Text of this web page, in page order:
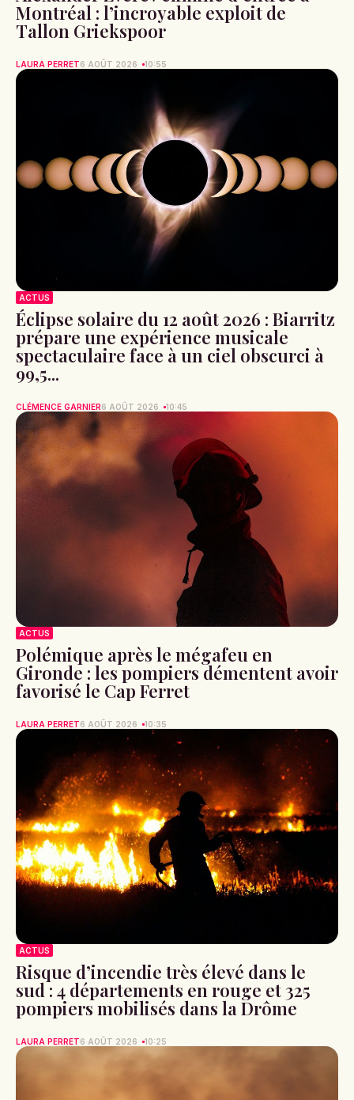
Montréal : l’incroyable exploit de
Tallon Griekspoor
LAURA PERRET6 AOÛT 2026 10:55
ACTUS
Éclipse solaire du 12 août 2026 : Biarritz
prépare une expérience musicale
spectaculaire face à un ciel obscurci à
99,5...
CLÉMENCE GARNIER6 AOÛT 2026 10:45
ACTUS
Polémique après le mégafeu en
Gironde : les pompiers démentent avoir
favorisé le Cap Ferret
LAURA PERRET6 AOÛT 2026 10:35
ACTUS
Risque d’incendie très élevé dans le
sud : 4 départements en rouge et 325
pompiers mobilisés dans la Drôme
LAURA PERRET6 AOÛT 2026 10:25